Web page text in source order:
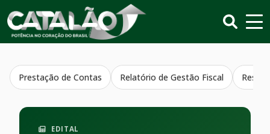
Prestação de Contas Relatório de Gestão Fiscal
EDITAL